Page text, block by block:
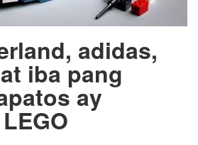
adidas,
iba pang
ay